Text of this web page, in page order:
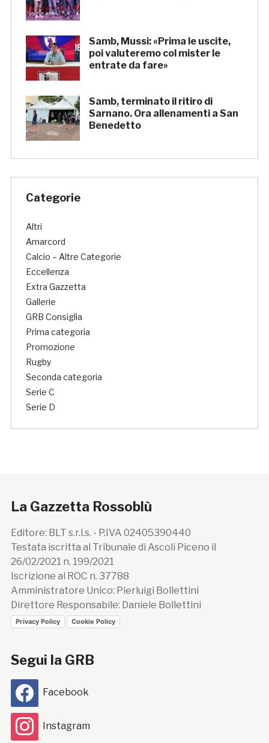
Samb, Mussi: «Prima le uscite,
poi valuteremo col mister le
entrate da fare»
Samb, terminato il ritiro di
Sarnano. Ora allenamenti a San
Benedetto
Categorie
Altri
Amarcord
Calcio – Altre Categorie
Eccellenza
Extra Gazzetta
Gallerie
GRB Consiglia
Prima categoria
Promozione
Rugby
Seconda categoria
Serie C
Serie D
La Gazzetta Rossoblù
Editore: BLT s.r.l.s. - P.IVA 02405390440
Testata iscritta al Tribunale di Ascoli Piceno il
26/02/2021 n. 199/2021
Iscrizione al ROC n. 37788
Amministratore Unico: Pierluigi Bollettini
Direttore Responsabile: Daniele Bollettini
Privacy Policy Cookie Policy
Segui la GRB
Facebook
Instagram